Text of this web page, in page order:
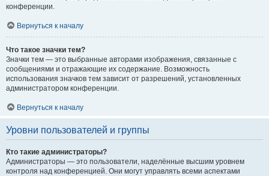
конференции.
Вернуться к началу
Что такое значки тем?
Значки тем — это выбранные авторами изображения, связанные с
сообщениями и отражающие их содержание. Возможность
использования значков тем зависит от разрешений, установленных
администратором конференции.
Вернуться к началу
Уровни пользователей и группы
Кто такие администраторы?
Администраторы — это пользователи, наделённые высшим уровнем
контроля над конференцией. Они могут управлять всеми аспектами